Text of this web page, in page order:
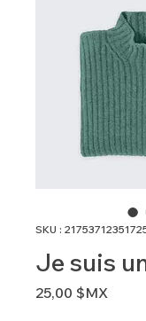
SKU :
Je suis
25,00 $MX